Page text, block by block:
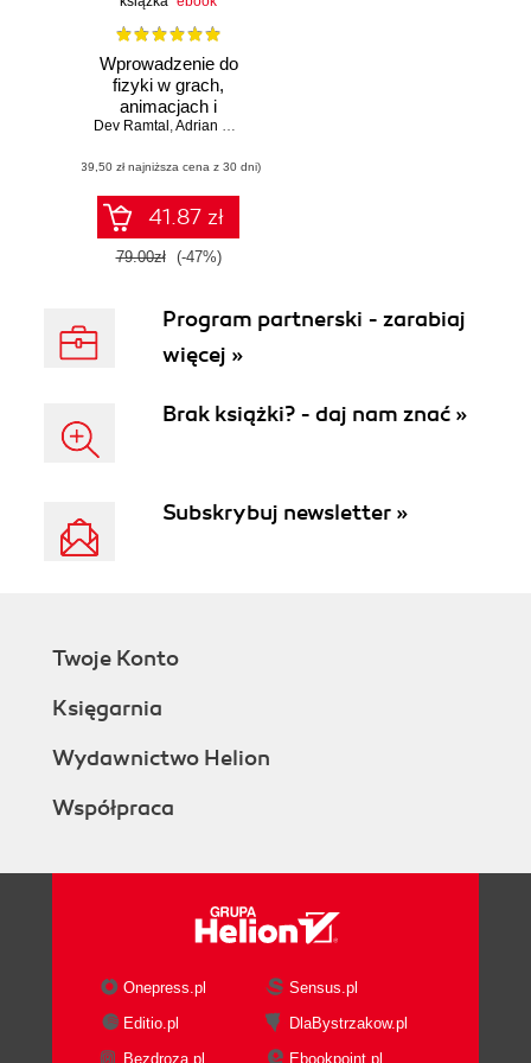
Wprowadzenie do
fizyki w grach,
animacjach i
symulacjach Flash
Dev Ramtal ,Adrian Dobre
(39,50 zł najniższa cena z 30 dni)
41.87 zł
79.00zł (-47%)
Program partnerski - zarabiaj
więcej »
Brak książki? - daj nam znać »
Subskrybuj newsletter »
Twoje Konto
Księgarnia
Wydawnictwo Helion
Współpraca
Onepress.pl
Sensus.pl
Editio.pl
DlaBystrzakow.pl
Bezdroza.pl
Ebookpoint.pl